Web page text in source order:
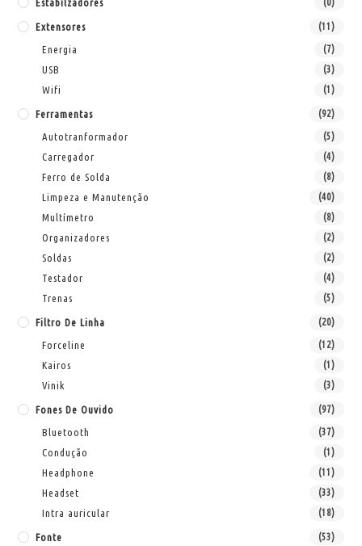
Estabilzadores (0)
Extensores (11)
Energia (7)
USB (3)
Wifi (1)
Ferramentas (92)
Autotranformador (5)
Carregador (4)
Ferro de Solda (8)
Limpeza e Manutenção (40)
Multímetro (8)
Organizadores (2)
Soldas (2)
Testador (4)
Trenas (5)
Filtro De Linha (20)
Forceline (12)
Kairos (1)
Vinik (3)
Fones De Ouvido (97)
Bluetooth (37)
Condução (1)
Headphone (11)
Headset (33)
Intra auricular (18)
Fonte (53)